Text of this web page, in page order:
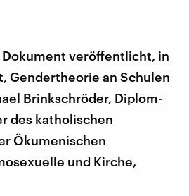
Dokument veröffentlicht, in
Gendertheorie an Schulen
Brinkschröder, Diplom-
des katholischen
Ökumenischen
und Kirche,